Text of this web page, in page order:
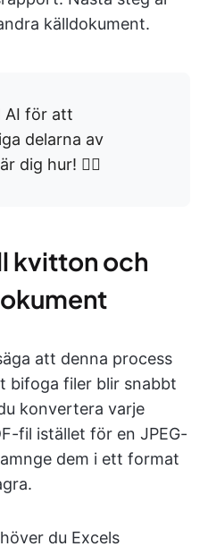
källdokument.
AI för att
delarna av
dig hur! 👇🏼
kvitton och
att denna process
bifoga filer blir snabbt
konvertera varje
fil istället för en JPEG-
dem i ett format
du Excels